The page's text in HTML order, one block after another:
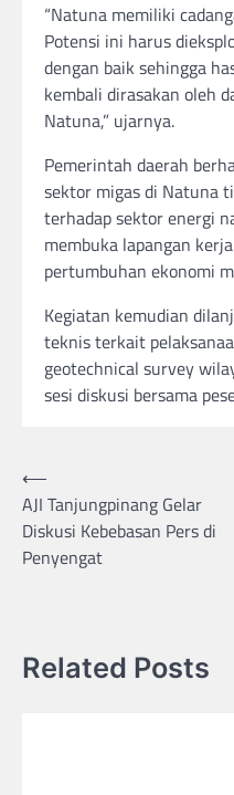
“Natuna memiliki
Potensi ini harus
dengan baik sehingga
kembali dirasakan oleh
Natuna,” ujarnya.
Pemerintah daerah
sektor migas di Natuna
terhadap sektor energi
membuka lapangan
pertumbuhan ekonomi
Kegiatan kemudian
teknis terkait
geotechnical survey
sesi diskusi bersama
Post
navigation
⟵
AJI Tanjungpinang Gelar
Diskusi Kebebasan Pers di
Penyengat
Related Posts